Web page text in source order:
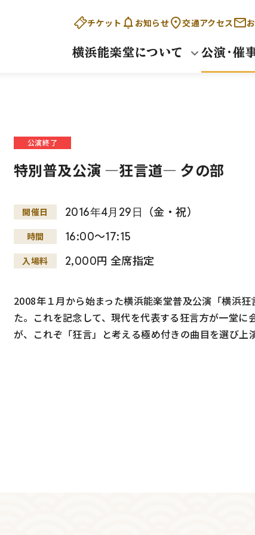
チケット お知らせ 交通アクセス
横浜能楽堂について 公演・催
公演終了
特別普及公演 ―狂言道― 夕の部
開催日 2016年4月 29日 （金・祝）
時間 16:00～17:15
入場料 2,000円 全席指定
2008年１月から始まった横浜能楽堂普及公演「横浜
た。これを記念して、現代を代表する狂言方が一堂
が、これぞ「狂言」と考える極め付きの曲目を選び上